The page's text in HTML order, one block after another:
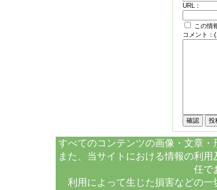
URL：
この情
コメント：
すべてのコンテンツの画像・文章
また、当サイトにおける情報の利
任で
利用によって生じた損害などの